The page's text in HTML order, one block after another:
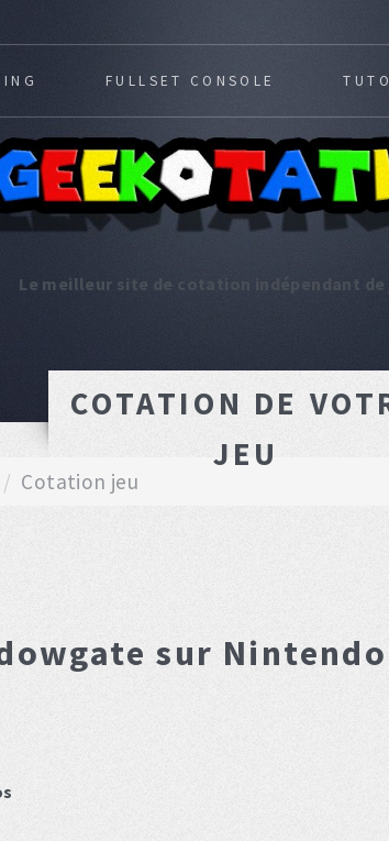
Le meilleur site de cotation indépendant de
FULLSET CONSOLE
COTATION DE
JEU
Cotation jeu
sur